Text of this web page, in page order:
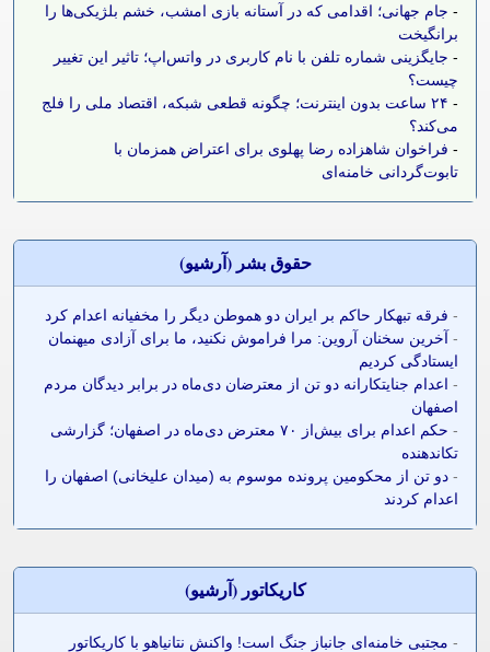
- جام جهانی؛ اقدامی که در آستانه بازی امشب، خشم بلژیکی‌ها را
برانگیخت
- جایگزینی شماره تلفن با نام کاربری در واتس‌اپ؛ تاثیر این تغییر
چیست؟
-
۲۴ ساعت بدون اینترنت؛ چگونه قطعی شبکه، اقتصاد ملی را فلج
می‌کند؟
- فراخوان شاهزاده رضا پهلوی برای اعتراض همزمان با
تابوت‌گردانی خامنه‌ای
حقوق بشر (آرشيو)
- فرقه تبهکار حاکم بر ایران دو هموطن دیگر را مخفیانه اعدام کرد
- آخرین سخنان آروین: مرا فراموش نکنید، ما برای آزادی میهنمان
ایستادگی کردیم
- اعدام جنایتکارانه دو تن از معترضان دی‌ماه در برابر دیدگان مردم
اصفهان
-
حکم اعدام برای بیش‌از ۷۰ معترض دی‌ماه در اصفهان؛ گزارشی
تکاندهنده
- دو تن از محکومین پرونده موسوم به (میدان علیخانی) اصفهان را
اعدام کردند
کاريکاتور (آرشيو)
- مجتبی خامنه‌ای جانباز جنگ است! واکنش نتانیاهو با کاریکاتور